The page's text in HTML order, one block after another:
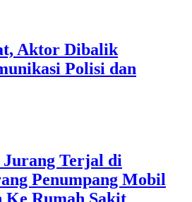
Aktor Dibalik
Polisi dan
Jurang Terjal di
Penumpang Mobil